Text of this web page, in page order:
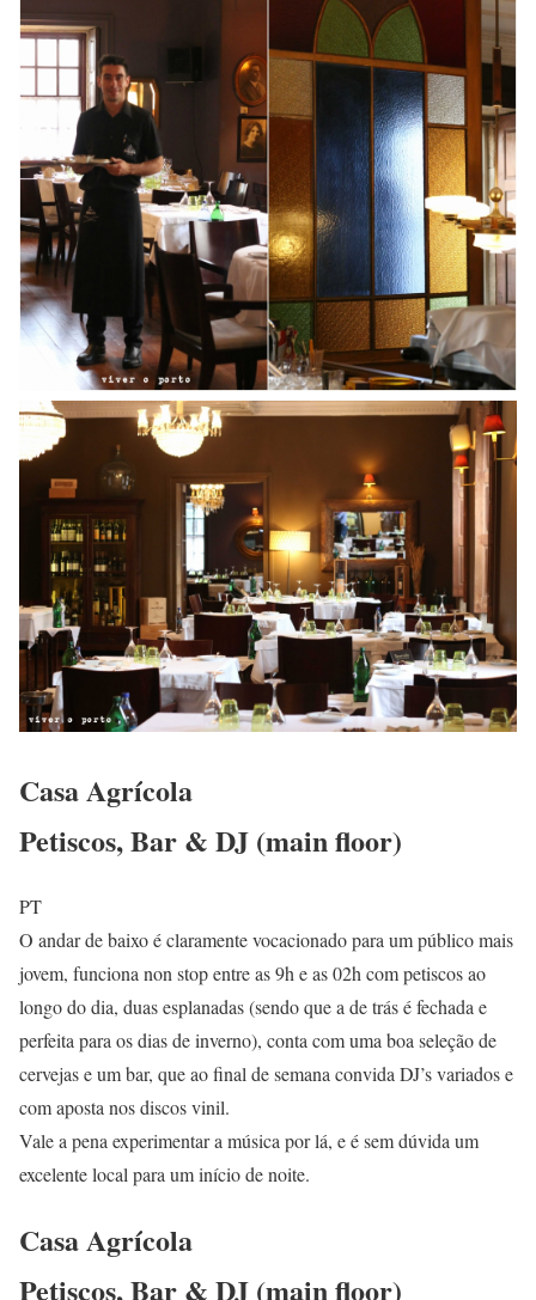
Casa Agrícola
Petiscos, Bar & DJ (main floor)
PT
O andar de baixo é claramente vocacionado para um público mais
jovem, funciona non stop entre as 9h e as 02h com petiscos ao
longo do dia, duas esplanadas (sendo que a de trás é fechada e
perfeita para os dias de inverno), conta com uma boa seleção de
cervejas e um bar, que ao final de semana convida DJ’s variados e
com aposta nos discos vinil.
Vale a pena experimentar a música por lá, e é sem dúvida um
excelente local para um início de noite.
Casa Agrícola
Petiscos, Bar & DJ (main floor)